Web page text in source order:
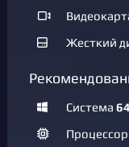
Жесткий
Система
Процессор